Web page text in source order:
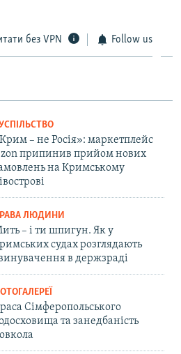
без VPN Follow us
– не Росія»: маркетплейс
припинив прийом нових
на Кримському
ЛЮДИНИ
– і ти шпигун. Як у
судах розглядають
в держзраді
Сімферопольського
та занедбаність